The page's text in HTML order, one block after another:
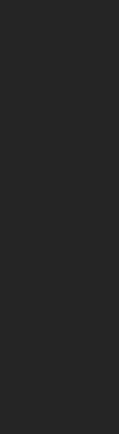
Em artigo no
Luiz Donelli,
com os
“Tem ações
que deve
Chances
pequenas,
da